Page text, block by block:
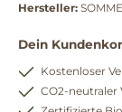
Hersteller:
Dein
Kostenloser
CO2-neutraler